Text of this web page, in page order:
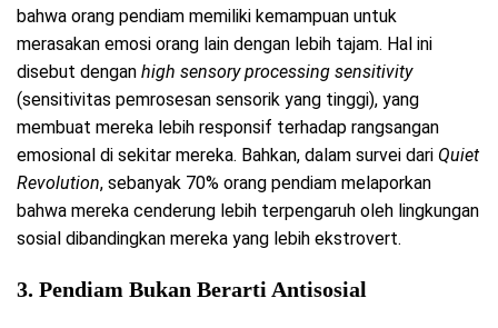
bahwa orang pendiam memiliki kemampuan untuk
merasakan emosi orang lain dengan lebih tajam. Hal ini
disebut dengan high sensory processing sensitivity
(sensitivitas pemrosesan sensorik yang tinggi), yang
membuat mereka lebih responsif terhadap rangsangan
emosional di sekitar mereka. Bahkan, dalam survei dari Quiet
Revolution, sebanyak 70% orang pendiam melaporkan
bahwa mereka cenderung lebih terpengaruh oleh lingkungan
sosial dibandingkan mereka yang lebih ekstrovert.
3. Pendiam Bukan Berarti Antisosial